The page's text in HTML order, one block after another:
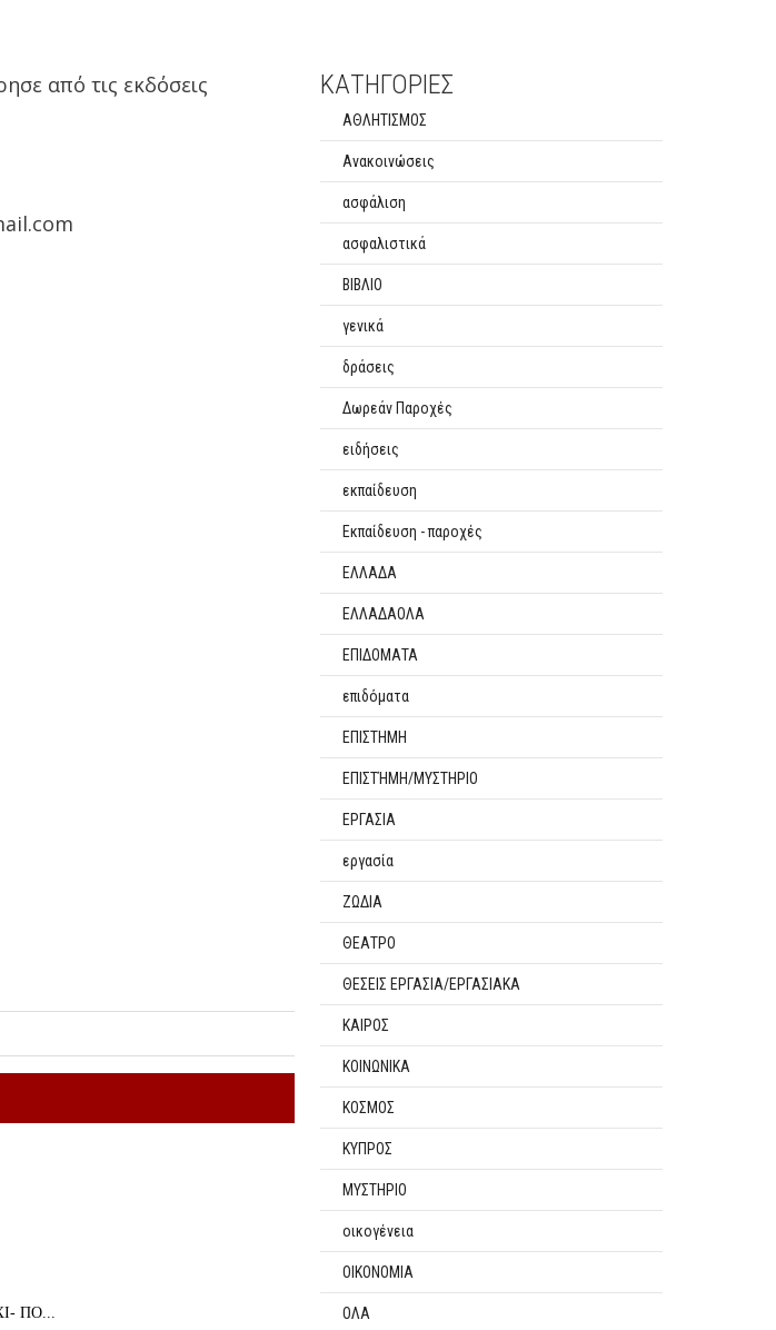
από τις εκδό­σεις
ΠΟ...
ΚΑΤΗΓΟΡΙΕΣ
ΑΘΛΗΤΙΣΜΟΣ
Ανακοινώσεις
ασφάλιση
ασφαλιστικά
ΒΙΒΛΙΟ
γενικά
δράσεις
Δωρεάν Παροχές
ειδήσεις
εκπαίδευση
Εκπαίδευση - παροχές
ΕΛΛΑΔΑ
ΕΛΛΑΔΑΟΛΑ
ΕΠΙΔΟΜΑΤΑ
επιδόματα
ΕΠΙΣΤΗΜΗ
ΕΠΙΣΤΉΜΗ/ΜΥΣΤΗΡΙΟ
ΕΡΓΑΣΙΑ
εργασία
ΖΩΔΙΑ
ΘΕΑΤΡΟ
ΘΕΣΕΙΣ ΕΡΓΑΣΙΑ/ΕΡΓΑΣΙΑΚΑ
ΚΑΙΡΟΣ
ΚΟΙΝΩΝΙΚΑ
ΚΟΣΜΟΣ
ΚΥΠΡΟΣ
ΜΥΣΤΗΡΙΟ
οικογένεια
ΟΙΚΟΝΟΜΙΑ
ΟΛΑ